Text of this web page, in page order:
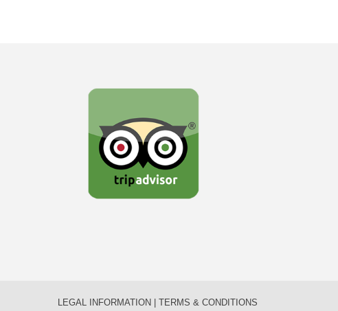
LEGAL INFORMATION | TERMS & CONDITIONS